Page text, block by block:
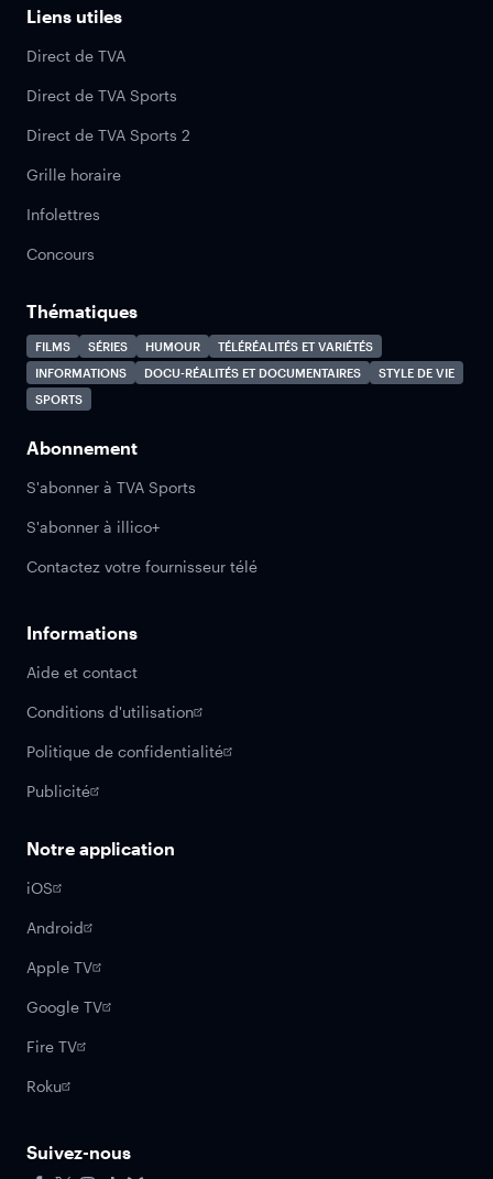
Liens utiles
Direct de TVA
Direct de TVA Sports
Direct de TVA Sports 2
Grille horaire
Infolettres
Concours
Thématiques
FILMS SÉRIES HUMOUR
TÉLÉRÉALITÉS ET VARIÉTÉS
INFORMATIONS
DOCU-RÉALITÉS ET DOCUMENTAIRES
STYLE DE VIE
SPORTS
Abonnement
S'abonner à TVA Sports
S'abonner à illico+
Contactez votre fournisseur télé
Informations
Aide et contact
Conditions d'utilisation
Politique de confidentialité
Publicité
Notre application
iOS
Android
Apple TV
Google TV
Fire TV
Roku
Suivez-nous